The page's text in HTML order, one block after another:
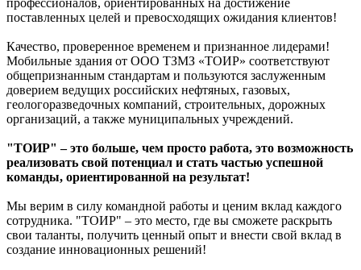
поставленных целей и превосходящих ожидания клиентов!
Качество, проверенное временем и признанное лидерами!
Мобильные здания от ООО ТЗМЗ «ТОИР» соответствуют
общепризнанным стандартам и пользуются заслуженным
доверием ведущих российских нефтяных, газовых,
геологоразведочных компаний, строительных, дорожных
организаций, а также муниципальных учреждений.
"ТОИР" – это больше, чем просто работа, это возможность
реализовать свой потенциал и стать частью успешной
команды, ориентированной на результат!
Мы верим в силу командной работы и ценим вклад каждого
сотрудника. "ТОИР" – это место, где вы сможете раскрыть
свои таланты, получить ценный опыт и внести свой вклад в
создание инновационных решений!